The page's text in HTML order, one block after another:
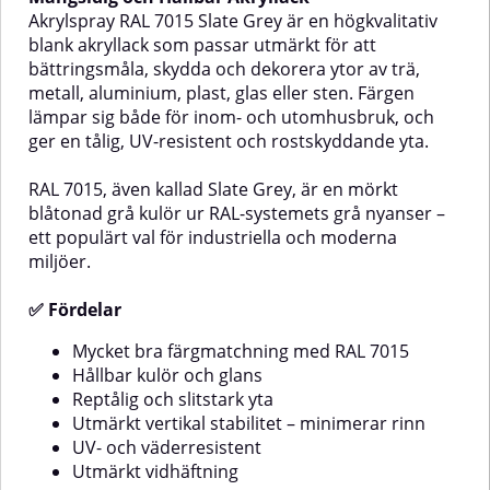
exempel möbler, dörrar, fönster
och andra målade ytor. Våra
lackstift finns i ett stort antal RAL-
kulörer, så att du enkelt kan hitta
rätt nyans. Detta lackstift är RAL
7015, även kallad Slate Grey, och
ingår i RAL-systemets kategori
Grå nyanser.✅ Fördelar med RAL
att användaVattenbaseradJämn
och naturlig finishLång
hållbarhetKan användas på en
mängd olika ytorExempel på
användningsområdenDen
7015 kan användas för att
till exempel:Dörrar, fönsterbågar
och listerPanel och
paneltakVentilationskanaler,
värmeelement och
rörledningarTrappräckenSnickerierHur
du använder RAL 7015
bättringsfärg i lackstiftAvlägsna
blågrå kulör ur RAL-systemets grå
nyanser – ofta använd i industri,
teknik och marin design.✅
FördelarMycket bra
färgmatchning med RAL
7031Hållbar kulör och
glansReptålig och slitstark
ytaUtmärkt vertikal stabilitet –
väderresistentUtmärkt
vidhäftningLämpliga
typer av
märkningDekorationsmålning av
föremål i hem, garage eller
verkstadMaskindelar, verktyg
och möbler💡 Tips!För bästa
resultat med RAL 7031 Blue Grey
rekommenderas grå primer, då
Akrylspray RAL 7015 Slate Grey är en högkvalitativ
blank akryllack som passar utmärkt för att
bättringsmåla, skydda och dekorera ytor av trä,
metall, aluminium, plast, glas eller sten. Färgen
lämpar sig både för inom- och utomhusbruk, och
ger en tålig, UV-resistent och rostskyddande yta.
RAL 7015, även kallad Slate Grey, är en mörkt
blåtonad grå kulör ur RAL-systemets grå nyanser –
ett populärt val för industriella och moderna
miljöer.
✅ Fördelar
Mycket bra färgmatchning med RAL 7015
Hållbar kulör och glans
Reptålig och slitstark yta
Utmärkt vertikal stabilitet – minimerar rinn
UV- och väderresistent
Utmärkt vidhäftning